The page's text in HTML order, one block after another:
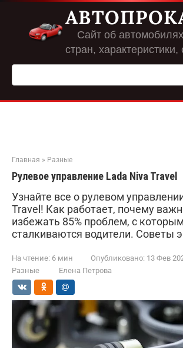
Перейти
контенту
Сайт об
стран,
Поиск:
Главная » Разные
Рулевое управление Lada Niva Travel
Узнайте все о рулевом
Travel! Как работает, почему
избежать 85% проблем, с
сталкиваются водители. Советы
На чтение: 6 мин Опубликовано: 13 Фев
Разные
Елена Петрова